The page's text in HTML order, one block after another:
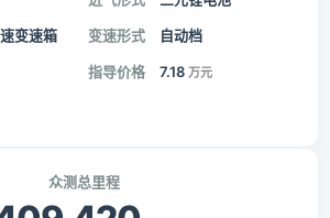
变速箱 变速形式 自动档
指导价格 7.18 万元
众测总里程